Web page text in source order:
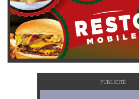
PUBLICITÉ